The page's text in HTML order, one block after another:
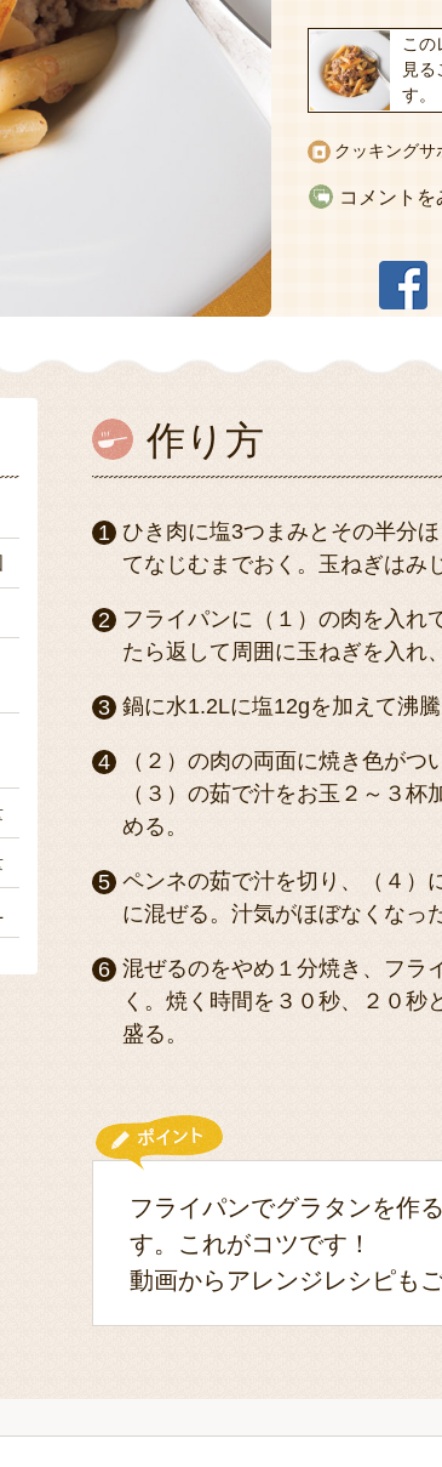
この
見る
す。
クッキング
コメントを
作り方
ひき肉に塩3つまみとその半分
てなじむまでおく。玉ねぎはみ
フライパンに（１）の肉を入れ
たら返して周囲に玉ねぎを入れ
鍋に水1.2Lに塩12gを加えて沸
（２）の肉の両面に焼き色がつ
（３）の茹で汁をお玉２～３
める。
ペンネの茹で汁を切り、（４）
に混ぜる。汁気がほぼなくなっ
混ぜるのをやめ１分焼き、フラ
く。焼く時間を３０秒、２０秒
盛る。
フライパンでグラタンを作
す。これがコツです！
動画からアレンジレシピも